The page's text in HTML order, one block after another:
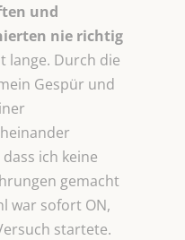
und
nie richtig
lange. Durch die
Gespür und
ich keine
gemacht
war sofort ON,
startete.